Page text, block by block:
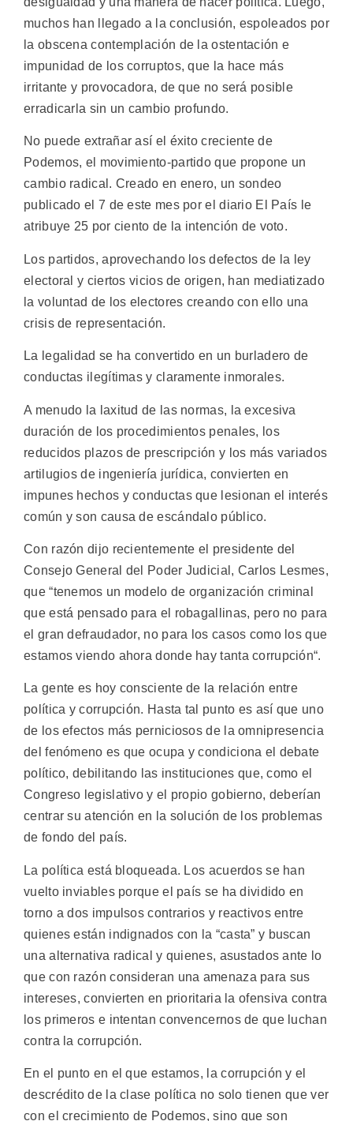
muchos han llegado a la conclusión, espoleados por
la obscena contemplación de la ostentación e
impunidad de los corruptos, que la hace más
irritante y provocadora, de que no será posible
erradicarla sin un cambio profundo.
No puede extrañar así el éxito creciente de
Podemos, el movimiento-partido que propone un
cambio radical. Creado en enero, un sondeo
publicado el 7 de este mes por el diario El País le
atribuye 25 por ciento de la intención de voto.
Los partidos, aprovechando los defectos de la ley
electoral y ciertos vicios de origen, han mediatizado
la voluntad de los electores creando con ello una
crisis de representación.
La legalidad se ha convertido en un burladero de
conductas ilegítimas y claramente inmorales.
A menudo la laxitud de las normas, la excesiva
duración de los procedimientos penales, los
reducidos plazos de prescripción y los más variados
artilugios de ingeniería jurídica, convierten en
impunes hechos y conductas que lesionan el interés
común y son causa de escándalo público.
Con razón dijo recientemente el presidente del
Consejo General del Poder Judicial, Carlos Lesmes,
que “tenemos un modelo de organización criminal
que está pensado para el robagallinas, pero no para
el gran defraudador, no para los casos como los que
estamos viendo ahora donde hay tanta corrupción“.
La gente es hoy consciente de la relación entre
política y corrupción. Hasta tal punto es así que uno
de los efectos más perniciosos de la omnipresencia
del fenómeno es que ocupa y condiciona el debate
político, debilitando las instituciones que, como el
Congreso legislativo y el propio gobierno, deberían
centrar su atención en la solución de los problemas
de fondo del país.
La política está bloqueada. Los acuerdos se han
vuelto inviables porque el país se ha dividido en
torno a dos impulsos contrarios y reactivos entre
quienes están indignados con la “casta” y buscan
una alternativa radical y quienes, asustados ante lo
que con razón consideran una amenaza para sus
intereses, convierten en prioritaria la ofensiva contra
los primeros e intentan convencernos de que luchan
contra la corrupción.
En el punto en el que estamos, la corrupción y el
descrédito de la clase política no solo tienen que ver
con el crecimiento de Podemos, sino que son